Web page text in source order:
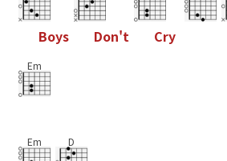
Boys Don't Cry
Em
Em D